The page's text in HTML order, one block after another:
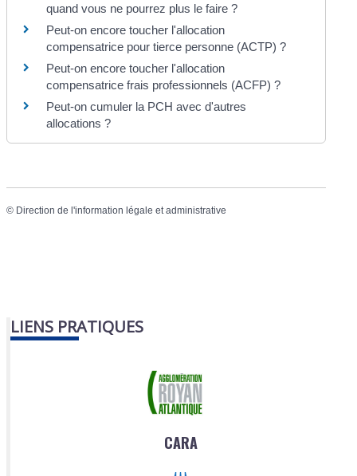
quand vous ne pourrez plus le faire ?
Peut-on encore toucher l'allocation
compensatrice pour tierce personne (ACTP) ?
Peut-on encore toucher l'allocation
compensatrice frais professionnels (ACFP) ?
Peut-on cumuler la PCH avec d'autres
allocations ?
© Direction de l'information légale et administrative
LIENS PRATIQUES
CARA